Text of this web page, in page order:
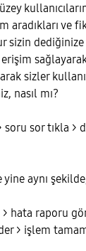
aradıkları ve
sizin
sizler
nasıl mı?
soru sor tıkla >
aynı
hata raporu
> işlem